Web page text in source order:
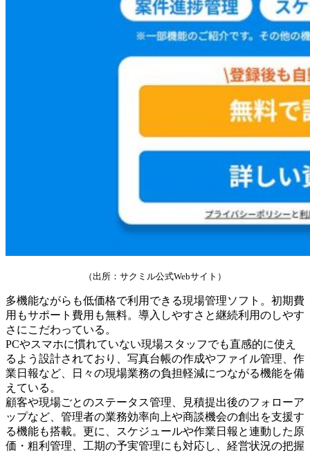
（出所：サクミル公式Webサイト）
多機能ながらも低価格で利用できる現場管理ソフト。初期費
用もサポート費用も無料。導入しやすさと継続利用のしやす
さにこだわっている。
PCやスマホに慣れていない現場スタッフでも直感的に使え
るよう設計されており、写真台帳の作成やファイル管理、作
業日報など、日々の現場業務の負担軽減につながる機能を備
えている。
顧客や現場ごとのステータス管理、見積提出後のフォローア
ップなど、管理者の業務効率向上や商談機会の創出を支援す
る機能も搭載。更に、スケジュールや作業日報と連動した原
価・粗利管理、工期の予実管理にも対応し、経営状況の把握